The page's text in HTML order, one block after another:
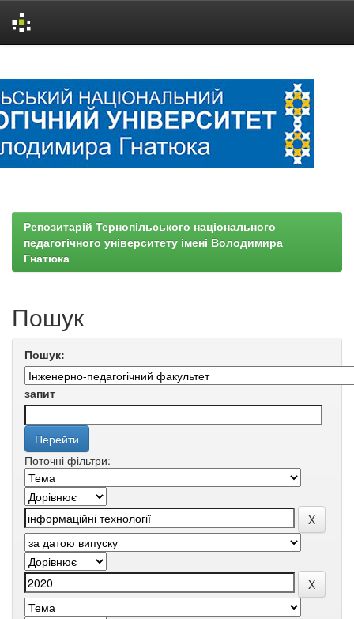
Репозитарій Тернопільського національного
педагогічного університету імені Володимира
Гнатюка
Пошук
Пошук:
запит
Поточні фільтри: